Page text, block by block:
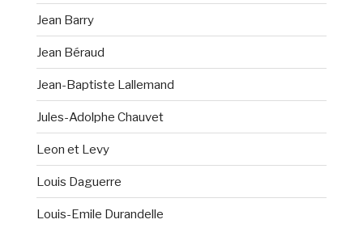
Jean Barry
Jean Béraud
Jean-Baptiste Lallemand
Jules-Adolphe Chauvet
Leon et Levy
Louis Daguerre
Louis-Emile Durandelle